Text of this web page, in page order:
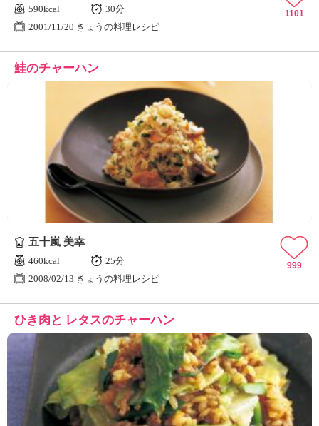
590kcal
30分
2001/11/20 きょうの料理レシピ
1101
鮭のチャーハン
五十嵐 美幸
460kcal
25分
2008/02/13 きょうの料理レシピ
999
ひき肉と レタスのチャーハン